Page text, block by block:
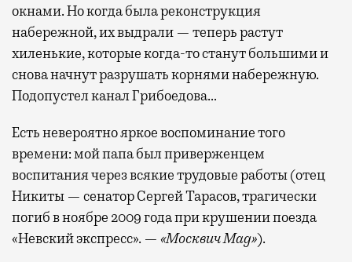
окнами. Но когда была реконструкция
набережной, их выдрали — теперь растут
хиленькие, которые когда-то станут большими и
снова начнут разрушать корнями набережную.
Подопустел канал Грибоедова…
Есть невероятно яркое воспоминание того
времени: мой папа был приверженцем
воспитания через всякие трудовые работы (отец
Никиты — сенатор Сергей Тарасов, трагически
погиб в ноябре 2009 года при крушении поезда
«Невский экспресс». — «Москвич Mag»).